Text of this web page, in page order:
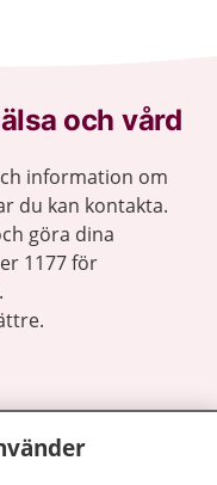
och vård
information om
du kan kontakta.
göra dina
1177 för